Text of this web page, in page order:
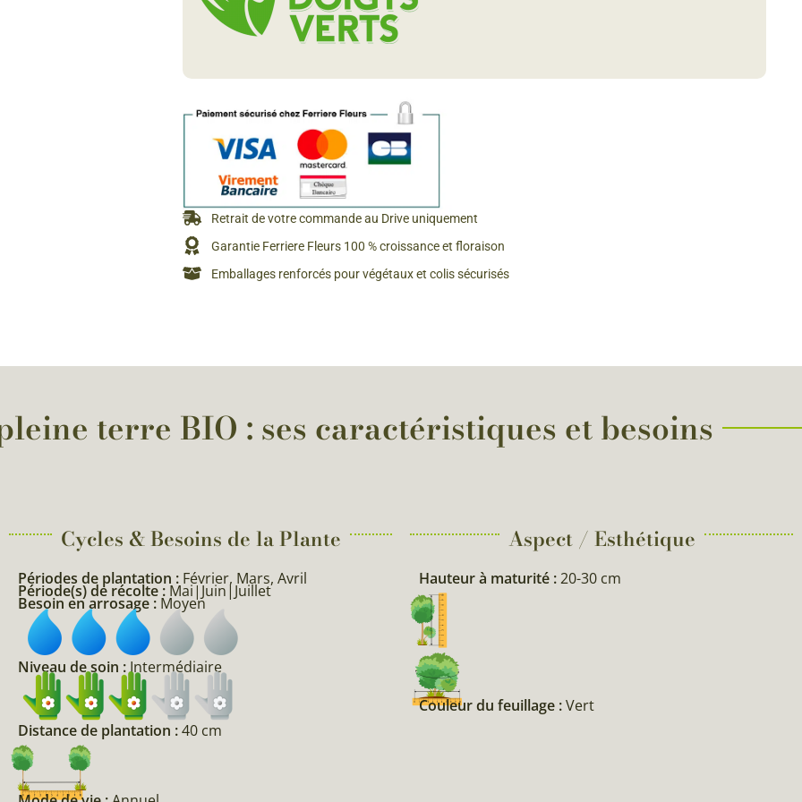
Semences & Graines Spéciales Fraîcheur
d’Antan
Bulbes de fleurs de A à Z
Bulbes du Potager
Retrait de votre commande au Drive uniquement
Garantie Ferriere Fleurs 100 % croissance et floraison
Emballages renforcés pour végétaux et colis sécurisés
terre BIO : ses caractéristiques et besoins
Cycles & Besoins de la Plante​
Périodes de plantation : Février, Mars, Avril
Période(s) de récolte :Mai|Juin|Juillet
Besoin en arrosage :Moyen
Niveau de soin :Intermédiaire
Distance de plantation :40 cm
Aspect / Esthétique
Hauteur à maturité :20-30 cm
Couleur du feuillage :Vert